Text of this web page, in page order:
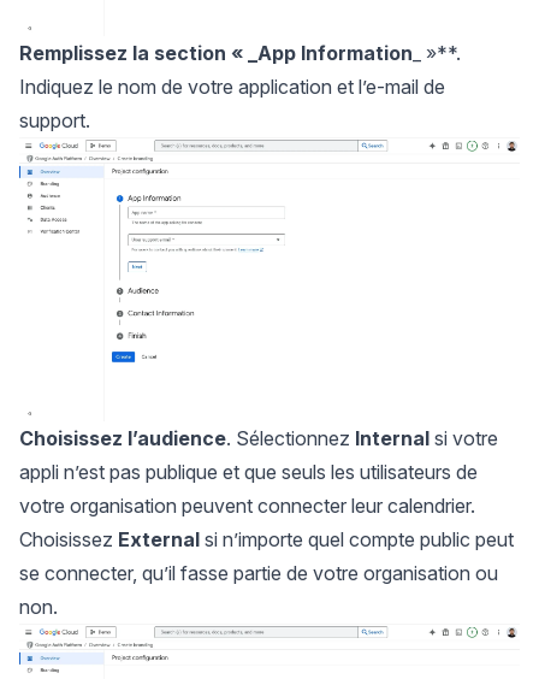
Remplissez la section « _App Information _ »**.
Indiquez le nom de votre application et l’e-mail de
support.
Choisissez l’audience. Sélectionnez Internal si votre
appli n’est pas publique et que seuls les utilisateurs de
votre organisation peuvent connecter leur calendrier.
Choisissez External si n’importe quel compte public peut
se connecter, qu’il fasse partie de votre organisation ou
non.